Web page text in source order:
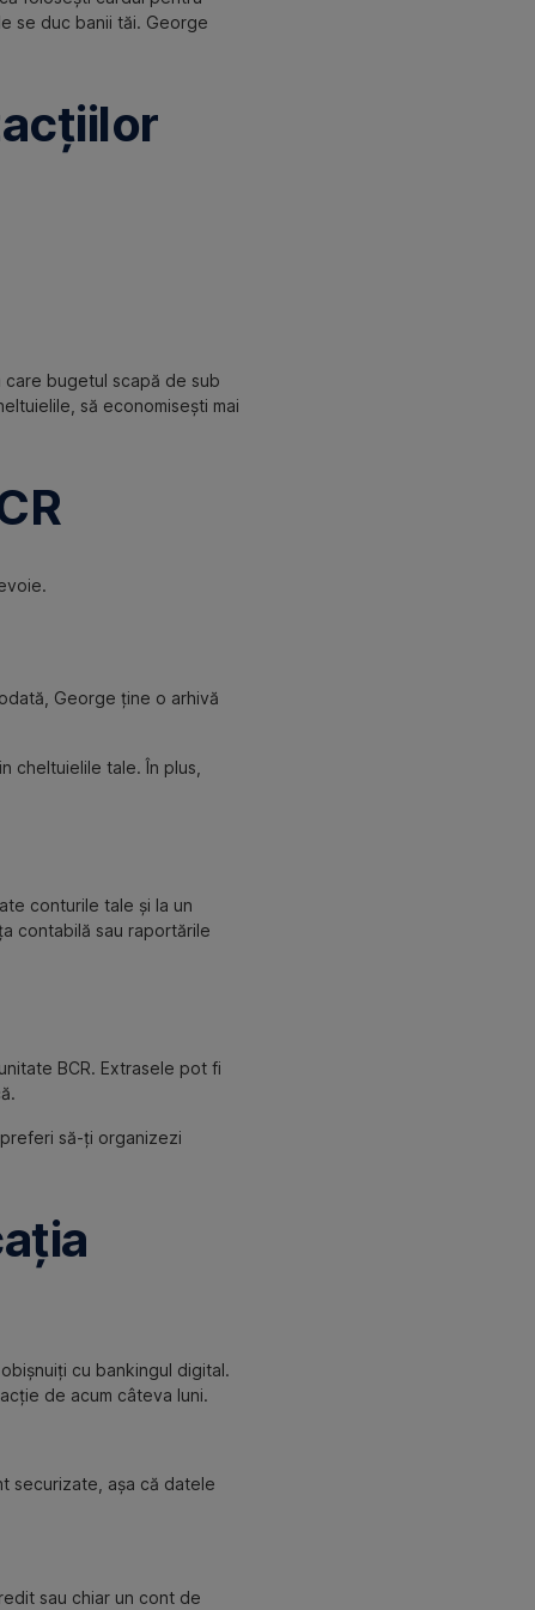
se duc banii tăi. George
bugetul scapă de sub
să economisești mai
George ține o arhivă
cheltuielile tale. În plus,
conturile tale și la un
contabilă sau raportările
BCR. Extrasele pot fi
să-ți organizezi
cu bankingul digital.
de acum câteva luni.
securizate, așa că datele
sau chiar un cont de